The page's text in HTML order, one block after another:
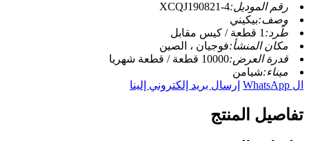
رقم الموديل:XCQJ190821-4
وصف:بيكيني
طَرد: 1 قطعة / كيس مقابل
مكان المنشأ:فوجيان ، الصين
قدرة العرض:10000 قطعة / قطعة شهريا
ميناء:شيامن
ال WhatsApp
إرسال بريد إلكتروني إلينا
تفاصيل المنتج